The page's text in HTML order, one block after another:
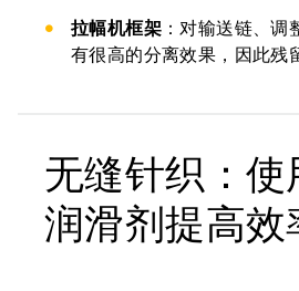
拉幅机框架 ：对输送链、调
有很高的分离效果，因此残
无缝针织：使
润滑剂提高效